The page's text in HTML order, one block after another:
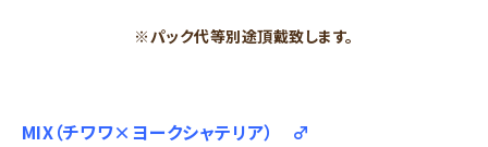
※パック代等別途頂戴致します。
MIX（チワワ×ヨークシャテリア） ♂